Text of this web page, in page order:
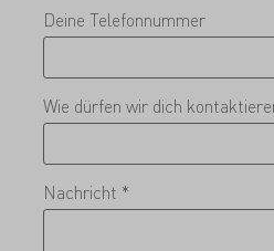
Deine Telefonnummer
Wie dürfen wir dich
Nachricht *